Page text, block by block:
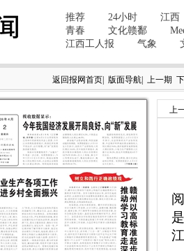
返回报网首页| 版面导航| 上一期
上